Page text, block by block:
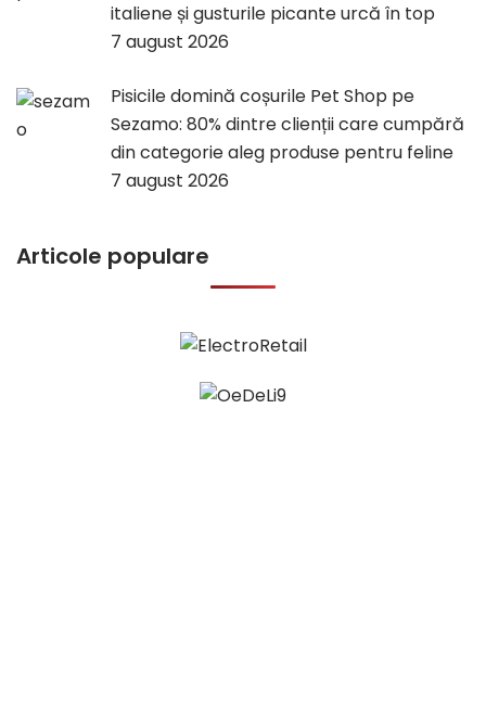
italiene și gusturile picante urcă în top
7 august 2026
Pisicile domină coșurile Pet Shop pe
Sezamo: 80% dintre clienții care cumpără
din categorie aleg produse pentru feline
7 august 2026
Articole populare